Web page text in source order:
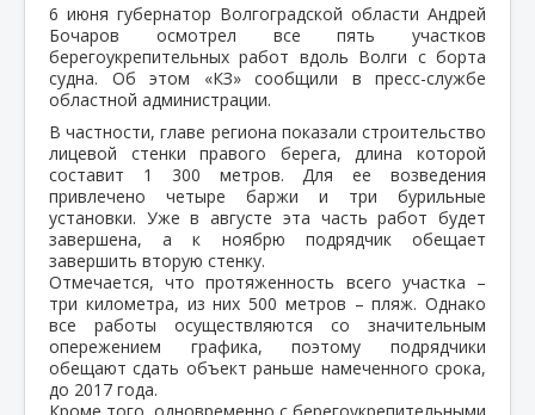
6 июня губернатор Волгоградской области Андрей
Бочаров осмотрел все пять участков
берегоукрепительных работ вдоль Волги с борта
судна. Об этом «КЗ» сообщили в пресс-службе
областной администрации.
В частности, главе региона показали строительство
лицевой стенки правого берега, длина которой
составит 1 300 метров. Для ее возведения
привлечено четыре баржи и три бурильные
установки. Уже в августе эта часть работ будет
завершена, а к ноябрю подрядчик обещает
завершить вторую стенку.
Отмечается, что протяженность всего участка –
три километра, из них 500 метров – пляж. Однако
все работы осуществляются со значительным
опережением графика, поэтому подрядчики
обещают сдать объект раньше намеченного срока,
до 2017 года.
Кроме того, одновременно с берегоукрепительными